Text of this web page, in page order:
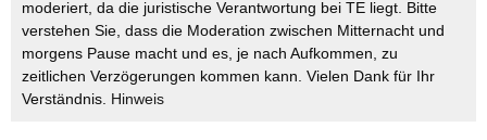
moderiert, da die juristische Verantwortung bei TE liegt. Bitte
verstehen Sie, dass die Moderation zwischen Mitternacht und
morgens Pause macht und es, je nach Aufkommen, zu
zeitlichen Verzögerungen kommen kann. Vielen Dank für Ihr
Verständnis. Hinweis